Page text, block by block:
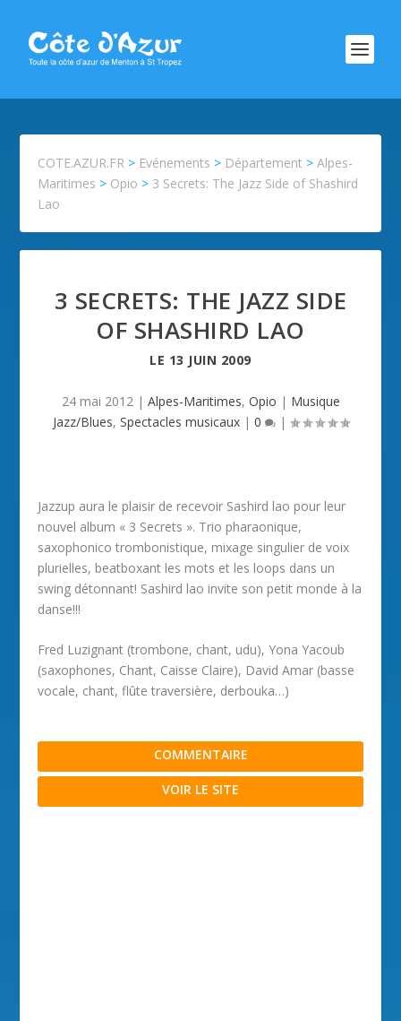
COTE.AZUR.FR > Evénements > Département >Alpes-
Maritimes > Opio > 3 Secrets: The Jazz Side of Shashird
Lao
3 SECRETS: THE JAZZ SIDE
OF SHASHIRD LAO
LE 13 JUIN 2009
24 mai 2012| Alpes-Maritimes, Opio | Musique
Jazz/Blues, Spectacles musicaux| 0 |
Jazzup aura le plaisir de recevoir Sashird lao pour leur
nouvel album « 3 Secrets ». Trio pharaonique,
saxophonico trombonistique, mixage singulier de voix
plurielles, beatboxant les mots et les loops dans un
swing détonnant! Sashird lao invite son petit monde à la
danse!!!
Fred Luzignant (trombone, chant, udu), Yona Yacoub
(saxophones, Chant, Caisse Claire), David Amar (basse
vocale, chant, flûte traversière, derbouka…)
COMMENTAIRE
VOIR LE SITE